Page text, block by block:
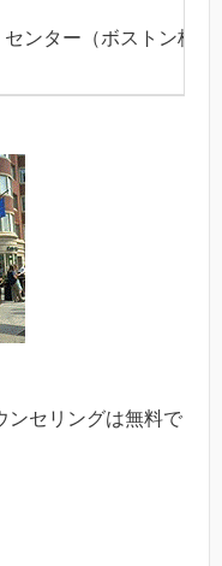
ンター（ボストン校
ンセリングは無料で